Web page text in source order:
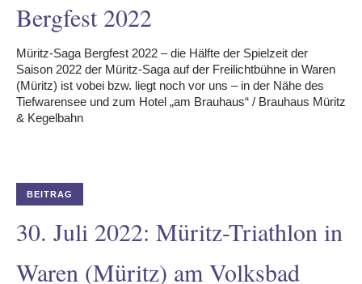
Bergfest 2022
Müritz-Saga Bergfest 2022 – die Hälfte der Spielzeit der
Saison 2022 der Müritz-Saga auf der Freilichtbühne in Waren
(Müritz) ist vobei bzw. liegt noch vor uns – in der Nähe des
Tiefwarensee und zum Hotel „am Brauhaus“ / Brauhaus Müritz
& Kegelbahn
BEITRAG
30. Juli 2022: Müritz-Triathlon in
Waren (Müritz) am Volksbad